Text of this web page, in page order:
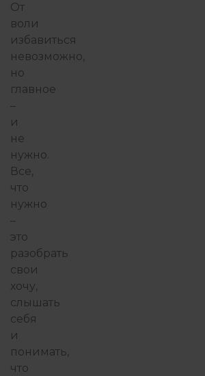
От
воли
избавиться
невозможно,
но
главное
–
и
не
нужно.
Все,
что
нужно
–
это
разобрать
свои
хочу,
слышать
себя
и
понимать,
что